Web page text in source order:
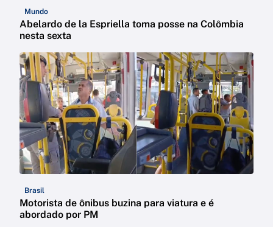
Mundo
Abelardo de la Espriella toma posse na Colômbia
nesta sexta
Brasil
Motorista de ônibus buzina para viatura e é
abordado por PM